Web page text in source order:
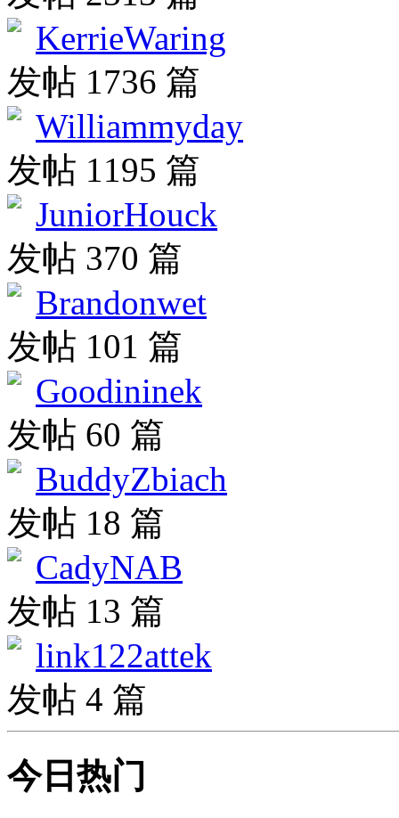
KerrieWaring
发帖 1736 篇
Williammyday
发帖 1195 篇
JuniorHouck
发帖 370 篇
Brandonwet
发帖 101 篇
Goodininek
发帖 60 篇
BuddyZbiach
发帖 18 篇
CadyNAB
发帖 13 篇
link122attek
发帖 4 篇
今日热门